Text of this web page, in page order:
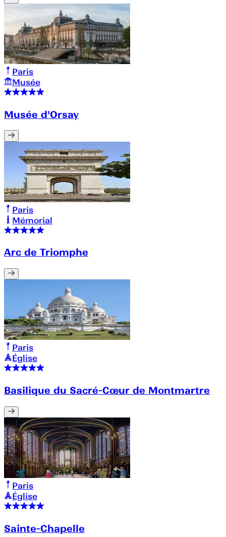
Paris
Musée
Musée d'Orsay
Paris
Mémorial
Arc de Triomphe
Paris
Église
Basilique du Sacré-Cœur de Montmartre
Paris
Église
Sainte-Chapelle